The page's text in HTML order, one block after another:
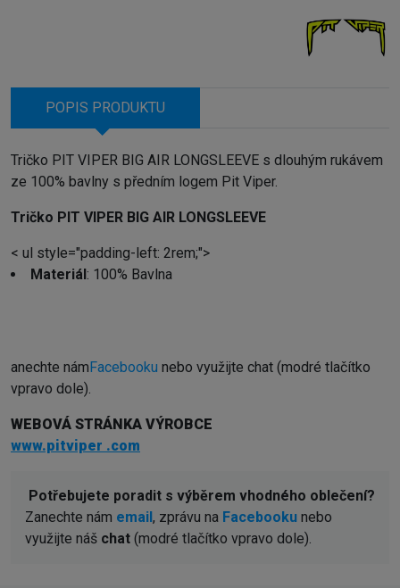
POPIS PRODUKTU
Tričko PIT VIPER BIG AIR LONGSLEEVE s dlouhým rukávem
ze 100% bavlny s předním logem Pit Viper.
Tričko PIT VIPER BIG AIR LONGSLEEVE
< ul style="padding-left: 2rem;">
Materiál : 100% Bavlna
anechte nám Facebooku nebo využijte chat (modré tlačítko
vpravo dole).
WEBOVÁ STRÁNKA VÝROBCE
www.pitviper .com
Potřebujete poradit s výběrem vhodného oblečení?
Zanechte nám email , zprávu na Facebooku nebo
využijte náš chat (modré tlačítko vpravo dole).